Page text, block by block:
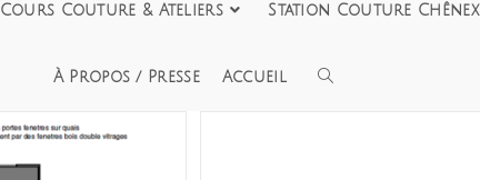
Cours Couture & Ateliers Station Couture Chênex
À Propos / Presse Accueil